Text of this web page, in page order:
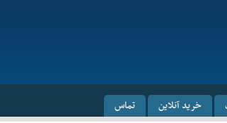
خرید آنلاین تماس